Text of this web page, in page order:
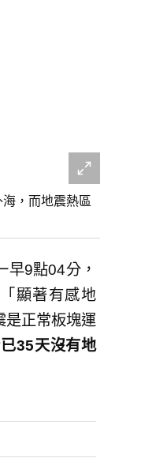
，而地震熱區
早9點04分，
顯著有感地
是正常板塊運
35天沒有地